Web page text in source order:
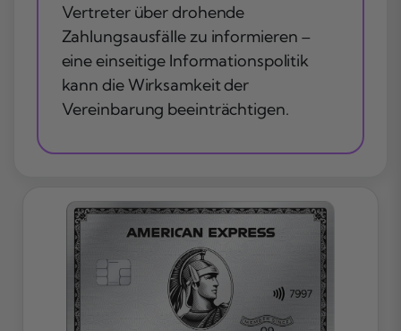
Vertreter über drohende
Zahlungsausfälle zu informieren –
eine einseitige Informationspolitik
kann die Wirksamkeit der
Vereinbarung beeinträchtigen.